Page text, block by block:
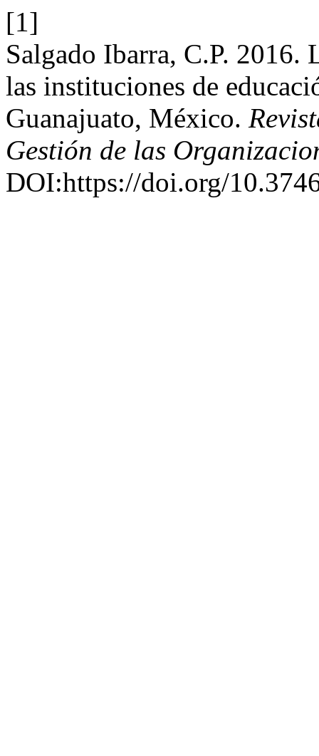
[1]
Salgado Ibarra, C.P. 2016.
las instituciones de
Guanajuato, México.
Gestión de las
DOI:https://doi.org/